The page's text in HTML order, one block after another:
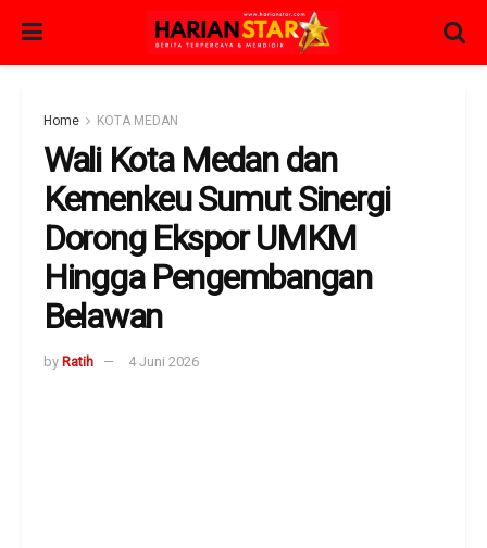
Home KOTA MEDAN
Wali Kota Medan dan
Kemenkeu Sumut Sinergi
Dorong Ekspor UMKM
Hingga Pengembangan
Belawan
by Ratih 4 Juni 2026